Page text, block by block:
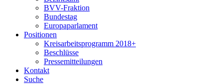
BVV-Fraktion
Bundestag
Europaparlament
Positionen
Kreisarbeitsprogramm 2018+
Beschlüsse
Pressemitteilungen
Kontakt
Suche